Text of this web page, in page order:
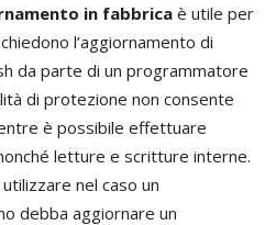
in fabbrica è utile per
l’aggiornamento di
da parte di un programmatore
di protezione non consente
è possibile effettuare
letture e scritture interne.
nel caso un
debba aggiornare un